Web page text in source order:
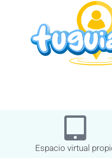
Espacio virtual